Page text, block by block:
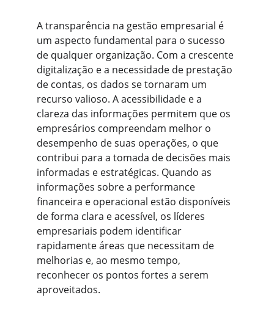
A transparência na gestão empresarial é
um aspecto fundamental para o sucesso
de qualquer organização. Com a crescente
digitalização e a necessidade de prestação
de contas, os dados se tornaram um
recurso valioso. A acessibilidade e a
clareza das informações permitem que os
empresários compreendam melhor o
desempenho de suas operações, o que
contribui para a tomada de decisões mais
informadas e estratégicas. Quando as
informações sobre a performance
financeira e operacional estão disponíveis
de forma clara e acessível, os líderes
empresariais podem identificar
rapidamente áreas que necessitam de
melhorias e, ao mesmo tempo,
reconhecer os pontos fortes a serem
aproveitados.